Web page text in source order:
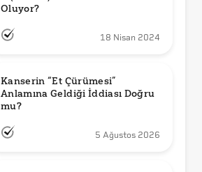
Oluyor?
18 Nisan 2024
Kanserin “Et Çürümesi”
Anlamına Geldiği İddiası Doğru
mu?
5 Ağustos 2026